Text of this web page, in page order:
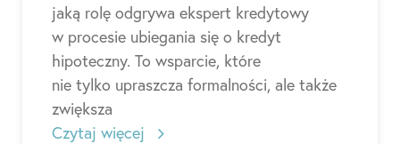
jaką rolę odgrywa ekspert kredytowy
w procesie ubiegania się o kredyt
hipoteczny. To wsparcie, które
nie tylko upraszcza formalności, ale także
zwiększa
Czytaj więcej